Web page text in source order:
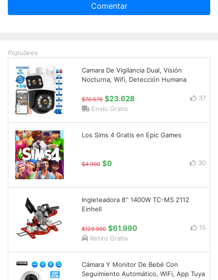
Comentar
Populares
Camara De Vigilancia Dual, Visión
Nocturna, Wifi, Detección Humana
$70.576 $23.628
37
Envío Gratis
Los Sims 4 Gratis en Epic Games
$4.990 $0 30
Ingleteadora 8'' 1400W TC-MS 2112
Einhell
$129.990 $61.990
15
Retiro Gratis
Cámara Y Monitor De Bebé Con
Seguimiento Automático, WiFi, App Tuya